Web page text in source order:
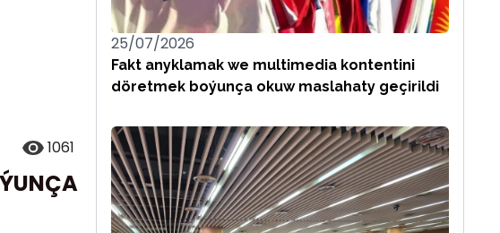
1061
25/07/2026
Fakt anyklamak we multimedia kontentini
döretmek boýunça okuw maslahaty geçirildi